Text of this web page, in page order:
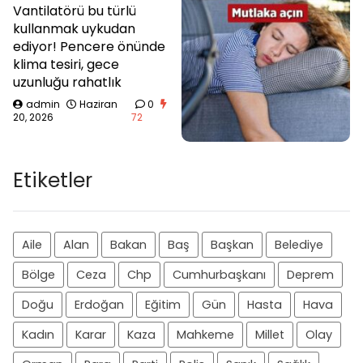
Vantilatörü bu türlü
kullanmak uykudan
ediyor! Pencere önünde
klima tesiri, gece
uzunluğu rahatlık
admin
Haziran
20, 2026
0
72
Etiketler
Aile Alan Bakan Baş Başkan
Belediye
Bölge
Ceza Chp Cumhurbaşkanı
Deprem
Doğu
Erdoğan Eğitim Gün Hasta
Hava
Kadın
Karar Kaza Mahkeme Millet
Olay